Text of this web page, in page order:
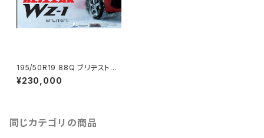
195/50R19 88Q ブリヂストン
WZ-1 4本コミコミセット
¥230,000
同じカテゴリの商品